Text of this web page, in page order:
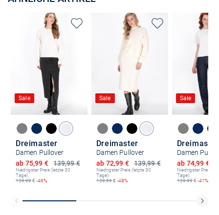
Sale
Dreimaster
Damen Pullover
139,99 €
Ermäßigter Preis
ab 75,99 €
Niedrigster Preis (letzte 30
Tage):
139,99€ -46%
Sale
Dreimaster
Damen Pullover
139,99 €
Ermäßigter Preis
ab 72,99 €
Niedrigster Preis (letzte 30
Tage):
139,99€ -48%
Sale
Dreimaster
Damen
Ermäßigter
ab 74,99 €
Niedrigster Preis
Tage):
139,99€ -41%